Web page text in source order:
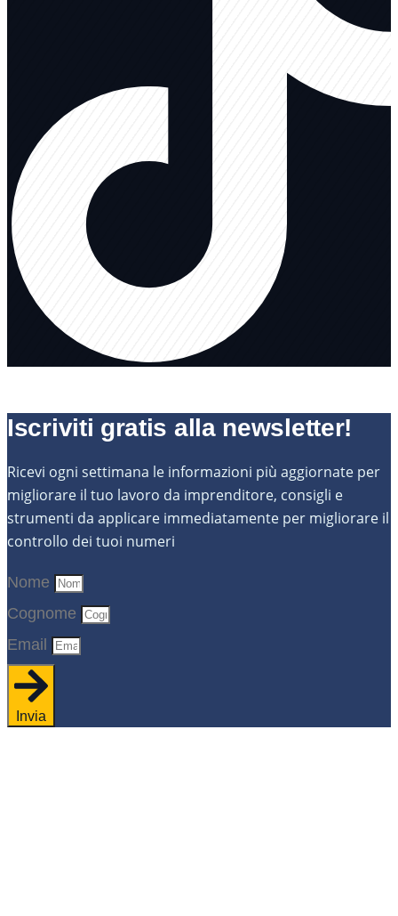
Iscriviti gratis alla newsletter!
Ricevi ogni settimana le informazioni più aggiornate per
migliorare il tuo lavoro da imprenditore, consigli e
strumenti da applicare immediatamente per migliorare il
controllo dei tuoi numeri
Nome
Cognome
Email
Invia